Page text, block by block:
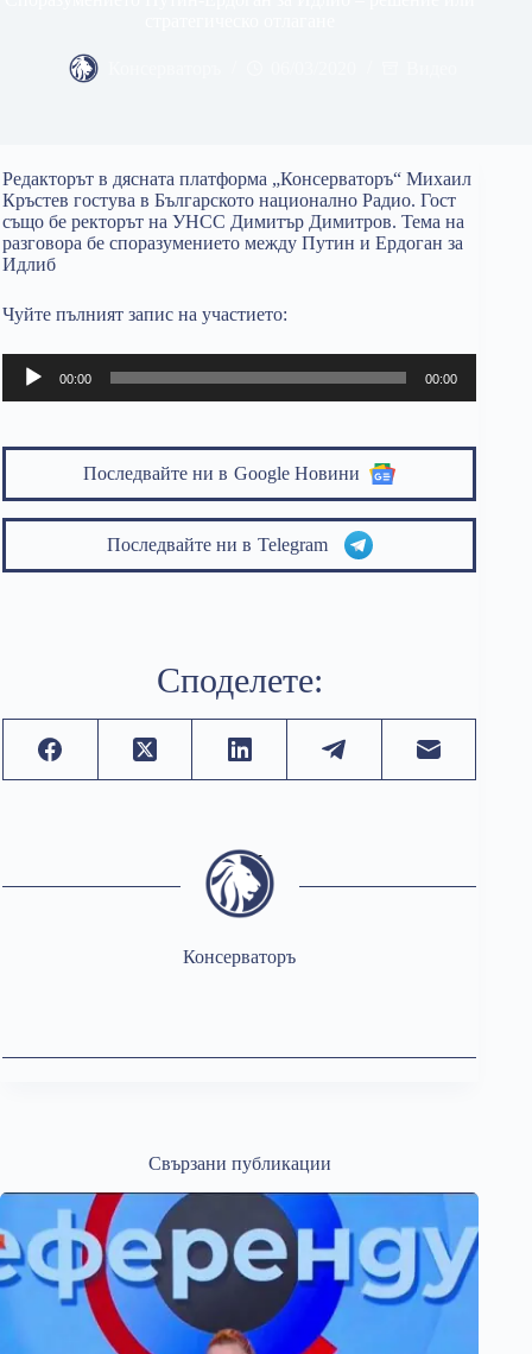
Редакторът в дясната платформа „Консерваторъ“ Михаил
Кръстев гостува в Българското национално Радио. Гост
също бе ректорът на УНСС Димитър Димитров. Тема на
разговора бе споразумението между Путин и Ердоган за
Идлиб
Чуйте пълният запис на участието:
Аудио
00:00 00:00
Последвайте ни в Google Новини
Последвайте ни в Telegram
Споделете:
Консерваторъ
Свързани публикации